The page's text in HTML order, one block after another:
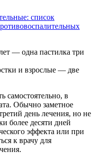
список
— одна пастилка три
и взрослые — две
самостоятельно, в
Обычно заметное
день лечения, но не
более десяти дней
эффекта или при
к врачу для